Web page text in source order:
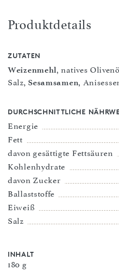
Produktdetails
ZUTATEN
Weizenmehl, natives
Salz,Sesamsamen,
DURCHSCHNITTLICHE
Energie
Fett
davon gesättigte Fettsäuren
Kohlenhydrate
davon Zucker
Ballaststoffe
Eiweiß
Salz
INHALT
180 g